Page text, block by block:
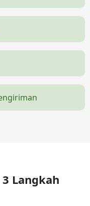
Langkah